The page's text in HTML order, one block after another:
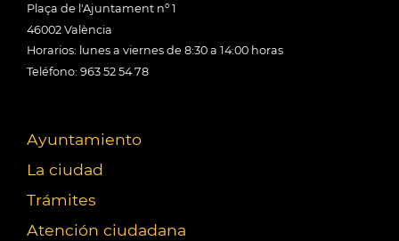
Plaça de l'Ajuntament nº 1
46002 València
Horarios: lunes a viernes de 8:30 a 14:00 horas
Teléfono: 963 52 54 78
Ayuntamiento
La ciudad
Trámites
Atención ciudadana